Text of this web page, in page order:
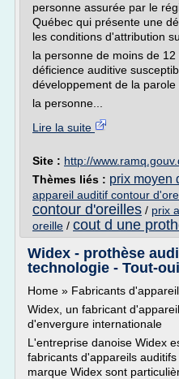
personne assurée par le
Québec qui présente une
les conditions d'attribution
la personne de moins de
déficience auditive
développement de la parole
la personne...
Lire la suite
Site : http://
Thèmes liés : prix moyen
appareil auditif contour
contour d'oreilles / prix
oreille / cout d une
Widex - prothèse
technologie - Tout-
Home » Fabricants
Widex, un fabricant
d'envergure internationale
L'entreprise danoise Widex
fabricants d'appareils
marque Widex sont